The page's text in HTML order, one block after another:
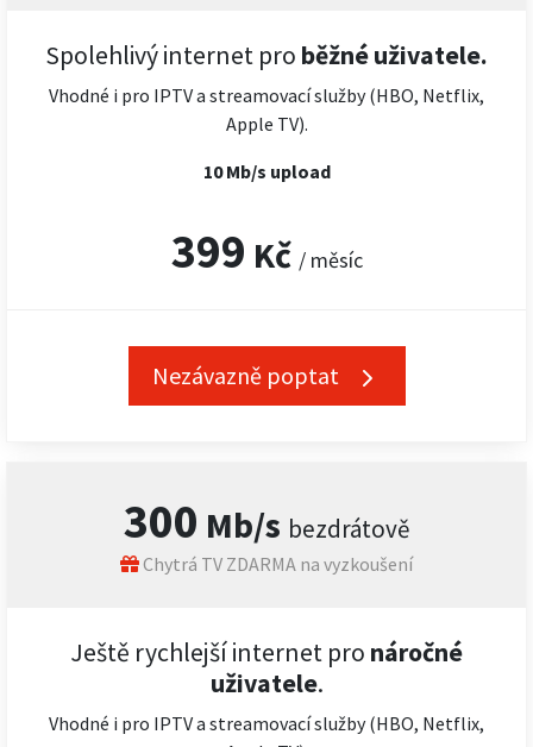
Spolehlivý internet pro běžné uživatele.
Vhodné i pro IPTV a streamovací služby (HBO, Netflix,
Apple TV).
10 Mb/s upload
399 Kč / měsíc
Nezávazně poptat
300 Mb/s bezdrátově
Chytrá TV ZDARMA na vyzkoušení
Ještě rychlejší internet pro náročné
uživatele.
Vhodné i pro IPTV a streamovací služby (HBO, Netflix,